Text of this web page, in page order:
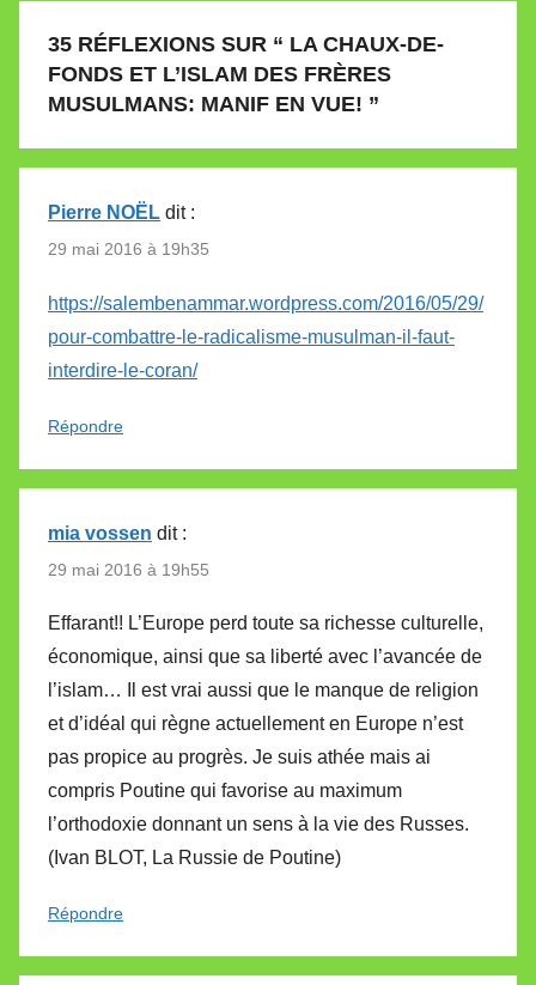
35 RÉFLEXIONS SUR “ LA CHAUX-DE-
FONDS ET L’ISLAM DES FRÈRES
MUSULMANS: MANIF EN VUE! ”
Pierre NOËL dit :
29 mai 2016 à 19h35
https://salembenammar.wordpress.com/2016/05/29/
pour-combattre-le-radicalisme-musulman-il-faut-
interdire-le-coran/
Répondre
mia vossen dit :
29 mai 2016 à 19h55
Effarant!! L’Europe perd toute sa richesse culturelle,
économique, ainsi que sa liberté avec l’avancée de
l’islam… Il est vrai aussi que le manque de religion
et d’idéal qui règne actuellement en Europe n’est
pas propice au progrès. Je suis athée mais ai
compris Poutine qui favorise au maximum
l’orthodoxie donnant un sens à la vie des Russes.
(Ivan BLOT, La Russie de Poutine)
Répondre